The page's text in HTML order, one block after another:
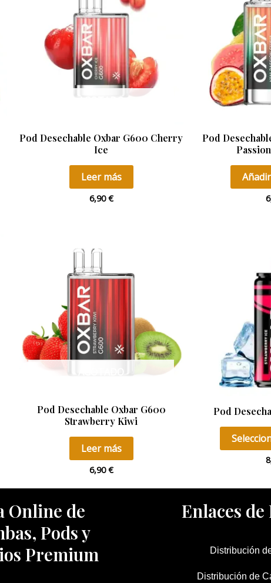
Pod Desechable Oxbar G600 Cherry
Ice
Leer más
6,90€
Pod
Pod Desechable Oxbar G600
Strawberry Kiwi
Leer más
6,90€
Pod
Online de
Pods y
Premium
Enlaces
Distribución
Distribución de